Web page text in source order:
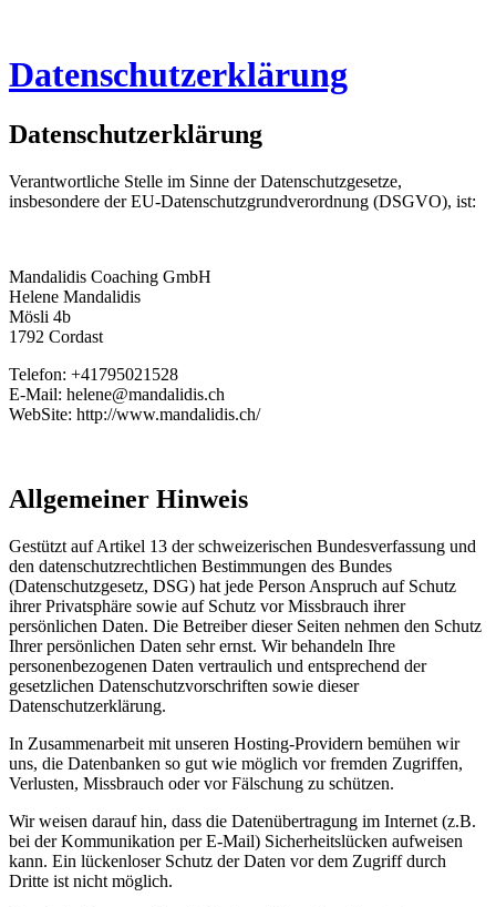
Datenschutzerklärung
Datenschutzerklärung
Verantwortliche Stelle im Sinne der Datenschutzgesetze,
insbesondere der EU-Datenschutzgrundverordnung (DSGVO), ist:
Mandalidis Coaching GmbH
Helene Mandalidis
Mösli 4b
1792 Cordast
Telefon: +41795021528
E-Mail: helene@mandalidis.ch
WebSite: http://www.mandalidis.ch/
Allgemeiner Hinweis
Gestützt auf Artikel 13 der schweizerischen Bundesverfassung und
den datenschutzrechtlichen Bestimmungen des Bundes
(Datenschutzgesetz, DSG) hat jede Person Anspruch auf Schutz
ihrer Privatsphäre sowie auf Schutz vor Missbrauch ihrer
persönlichen Daten. Die Betreiber dieser Seiten nehmen den Schutz
Ihrer persönlichen Daten sehr ernst. Wir behandeln Ihre
personenbezogenen Daten vertraulich und entsprechend der
gesetzlichen Datenschutzvorschriften sowie dieser
Datenschutzerklärung.
In Zusammenarbeit mit unseren Hosting-Providern bemühen wir
uns, die Datenbanken so gut wie möglich vor fremden Zugriffen,
Verlusten, Missbrauch oder vor Fälschung zu schützen.
Wir weisen darauf hin, dass die Datenübertragung im Internet (z.B.
bei der Kommunikation per E-Mail) Sicherheitslücken aufweisen
kann. Ein lückenloser Schutz der Daten vor dem Zugriff durch
Dritte ist nicht möglich.